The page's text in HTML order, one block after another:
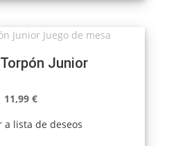
Junior
11,99 €
a lista de deseos